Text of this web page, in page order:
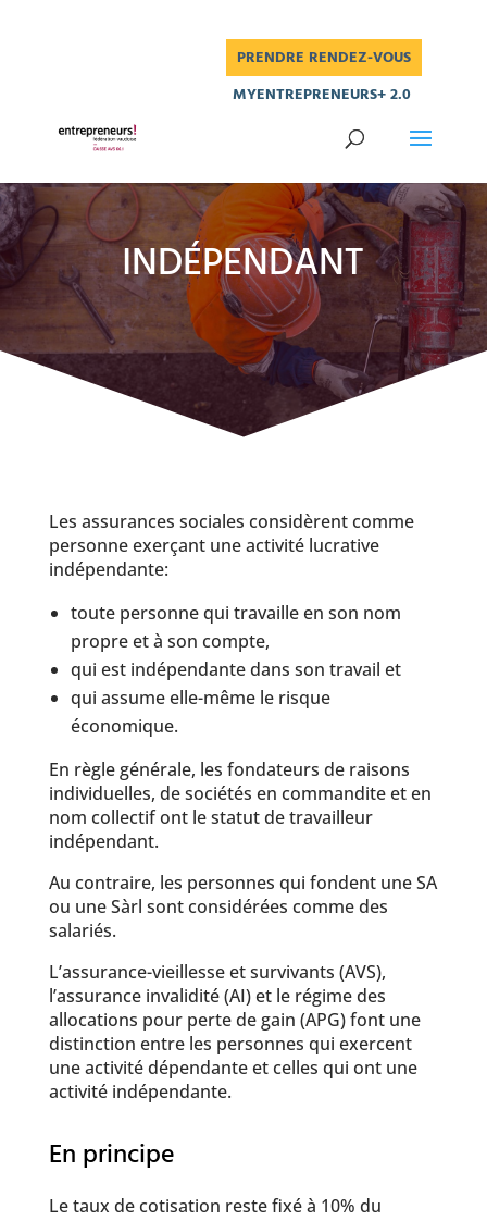
PRENDRE RENDEZ-VOUS
MYENTREPRENEURS+ 2.0
INDÉPENDANT
Les assurances sociales considèrent comme
personne exerçant une activité lucrative
indépendante:
toute personne qui travaille en son nom
propre et à son compte,
qui est indépendante dans son travail et
qui assume elle-même le risque
économique.
En règle générale, les fondateurs de raisons
individuelles, de sociétés en commandite et en
nom collectif ont le statut de travailleur
indépendant.
Au contraire, les personnes qui fondent une SA
ou une Sàrl sont considérées comme des
salariés.
L’assurance-vieillesse et survivants (AVS),
l’assurance invalidité (AI) et le régime des
allocations pour perte de gain (APG) font une
distinction entre les personnes qui exercent
une activité dépendante et celles qui ont une
activité indépendante.
En principe
Le taux de cotisation reste fixé à 10% du